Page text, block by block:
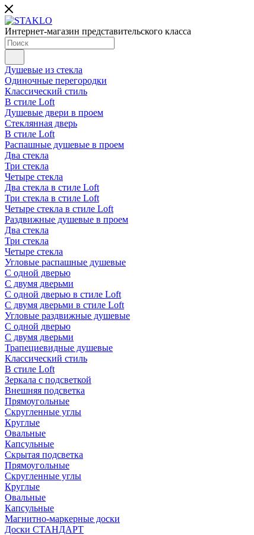
Интернет-магазин представительского класса
Душевые из стекла
Одиночные перегородки
Классический стиль
В стиле Loft
Душевые двери в проем
Стеклянная дверь
В стиле Loft
Распашные душевые в проем
Два стекла
Три стекла
Четыре стекла
Два стекла в стиле Loft
Три стекла в стиле Loft
Четыре стекла в стиле Loft
Раздвижные душевые в проем
Два стекла
Три стекла
Четыре стекла
Угловые распашные душевые
С одной дверью
С двумя дверьми
С одной дверью в стиле Loft
С двумя дверьми в стиле Loft
Угловые раздвижные душевые
С одной дверью
С двумя дверьми
Трапециевидные душевые
Классический стиль
В стиле Loft
Зеркала с подсветкой
Внешняя подсветка
Прямоугольные
Скругленные углы
Круглые
Овальные
Капсульные
Скрытая подсветка
Прямоугольные
Скругленные углы
Круглые
Овальные
Капсульные
Магнитно-маркерные доски
Доски СТАНДАРТ